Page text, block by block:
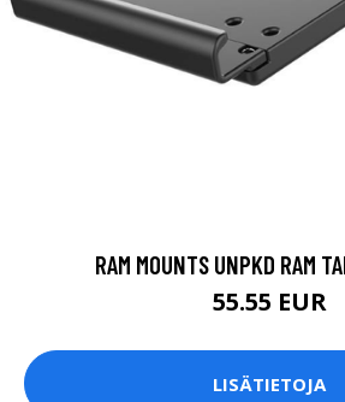
RAM MOUNTS UNPKD RAM
55.55 EUR
LISÄTIETOJA